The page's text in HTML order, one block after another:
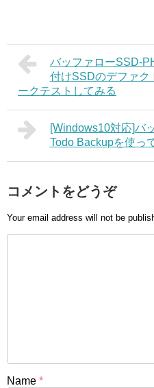
バッファローSSD-
付けSSDのデファク
ークテストしてみる
[Windows10対応]バ
Todo Backupを使っ
コメントをどうぞ
Your email address will not be
Name *